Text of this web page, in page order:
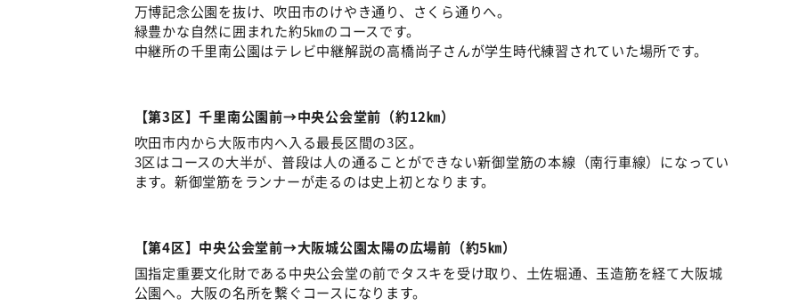
万博記念公園を抜け、吹田市のけやき通り、さくら通りへ。
緑豊かな自然に囲まれた約5㎞のコースです。
中継所の千里南公園はテレビ中継解説の高橋尚子さんが学生時代練習されていた場所です。
【第3区】千里南公園前→中央公会堂前（約12㎞）
吹田市内から大阪市内へ入る最長区間の3区。
3区はコースの大半が、普段は人の通ることができない新御堂筋の本線（南行車線）になってい
ます。新御堂筋をランナーが走るのは史上初となります。
【第4区】中央公会堂前→大阪城公園太陽の広場前（約5㎞）
国指定重要文化財である中央公会堂の前でタスキを受け取り、土佐堀通、玉造筋を経て大阪城
公園へ。大阪の名所を繋ぐコースになります。